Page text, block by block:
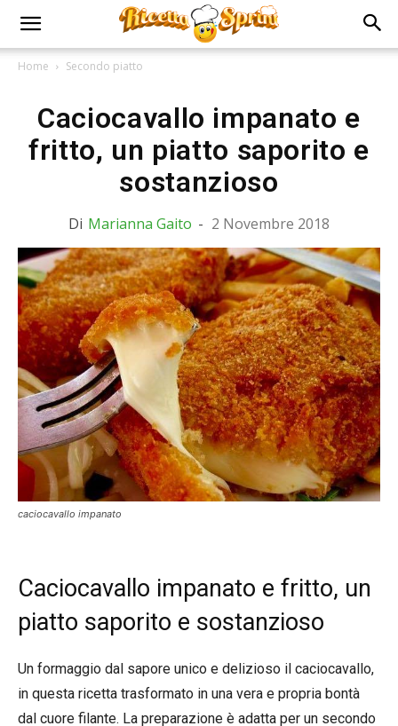
Home Secondo piatto
Caciocavallo impanato e
fritto, un piatto saporito e
sostanzioso
Di Marianna Gaito - 2 Novembre 2018
caciocavallo impanato
Caciocavallo impanato e fritto, un
piatto saporito e sostanzioso
Un formaggio dal sapore unico e delizioso il caciocavallo,
in questa ricetta trasformato in una vera e propria bontà
dal cuore filante. La preparazione è adatta per un secondo